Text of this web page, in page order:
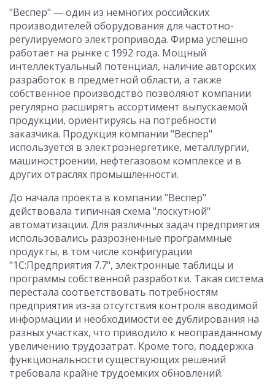
"Веспер" — один из немногих российских
производителей оборудования для частотно-
регулируемого электропривода. Фирма успешно
работает на рынке с 1992 года. Мощный
интеллектуальный потенциал, наличие авторских
разработок в предметной области, а также
собственное производство позволяют компании
регулярно расширять ассортимент выпускаемой
продукции, ориентируясь на потребности
заказчика. Продукция компании "Веспер"
используется в электроэнергетике, металлургии,
машиностроении, нефтегазовом комплексе и в
других отраслях промышленности.
До начала проекта в компании "Веспер"
действовала типичная схема "лоскутной"
автоматизации. Для различных задач предприятия
использовались разрозненные программные
продукты, в том числе конфигурации
"1С:Предприятия 7.7", электронные таблицы и
программы собственной разработки. Такая система
перестала соответствовать потребностям
предприятия из-за отсутствия контроля вводимой
информации и необходимости ее дублирования на
разных участках, что приводило к неоправданному
увеличению трудозатрат. Кроме того, поддержка
функциональности существующих решений
требовала крайне трудоемких обновлений.